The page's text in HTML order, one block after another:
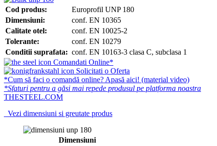
Cod produs:
Europrofil UNP 180
Dimensiuni:
conf. EN 10365
Calitate otel:
conf. EN 10025-2
Tolerante:
conf. EN 10279
Conditii suprafata: conf. EN 10163-3 clasa C, subclasa 1
Comandati Online*
Solicitati o Oferta
*Cum să faci o comandă online? Apasă aici! (material video)
*Sfaturi pentru a găsi mai repede produsul pe platforma noastra
THESTEEL.COM
Vezi dimensiuni si greutate produs
Dimensiuni